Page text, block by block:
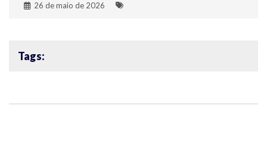
26 de maio de 2026
Tags: